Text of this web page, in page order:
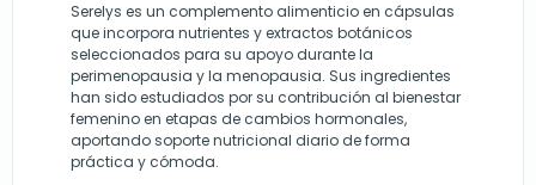
Serelys es un complemento alimenticio en cápsulas
que incorpora nutrientes y extractos botánicos
seleccionados para su apoyo durante la
perimenopausia y la menopausia. Sus ingredientes
han sido estudiados por su contribución al bienestar
femenino en etapas de cambios hormonales,
aportando soporte nutricional diario de forma
práctica y cómoda.